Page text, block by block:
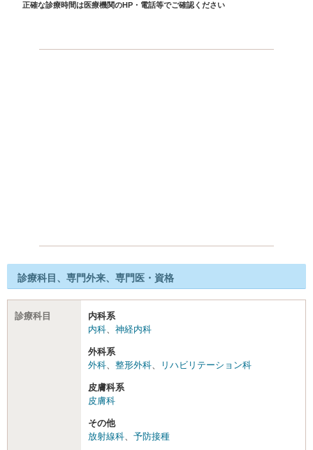
正確な診療時間は医療機関のHP・電話等でご確認ください
診療科目、専門外来、専門医・資格
診療科目
内科系
内科、 神経内科
外科系
外科、 整形外科、 リハビリテーション科
皮膚科系
皮膚科
その他
放射線科、 予防接種